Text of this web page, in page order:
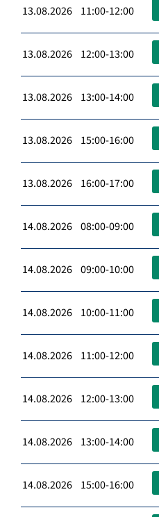
13.08.2026 11:00-12:00
13.08.2026 12:00-13:00
13.08.2026 13:00-14:00
13.08.2026 15:00-16:00
13.08.2026 16:00-17:00
14.08.2026 08:00-09:00
14.08.2026 09:00-10:00
14.08.2026 10:00-11:00
14.08.2026 11:00-12:00
14.08.2026 12:00-13:00
14.08.2026 13:00-14:00
14.08.2026 15:00-16:00